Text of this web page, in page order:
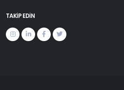
TAKİP EDİN